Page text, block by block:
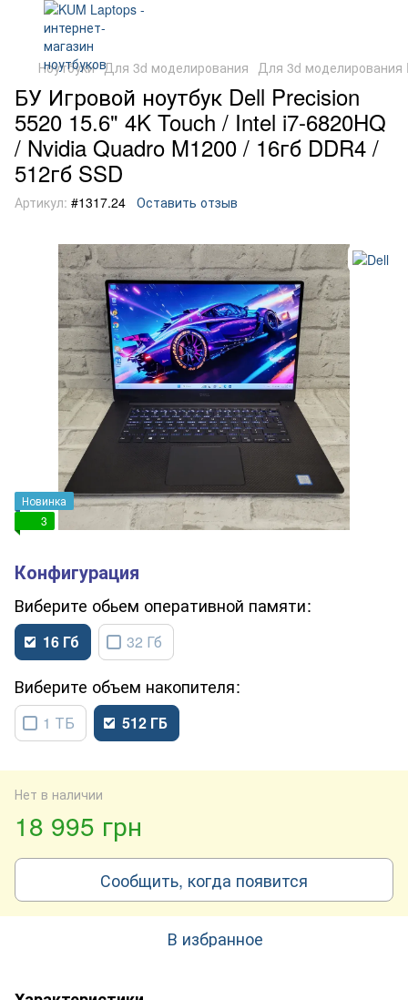
Ноутбуки Для 3d моделирования Для 3d моделирования
БУ Игровой ноутбук Dell Precision
5520 15.6" 4K Touch / Intel i7-6820HQ
/ Nvidia Quadro M1200 / 16гб DDR4 /
512гб SSD
Артикул: #1317.24 Оставить отзыв
Новинка
3
обьем оперативной памяти
16 Гб 32 Гб
объем накопителя
1 ТБ 512 ГБ
Нет в наличии
18 995 грн
Сообщить, когда появится
В избранное